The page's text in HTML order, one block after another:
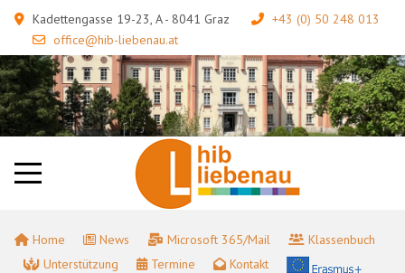
Kadettengasse 19-23, A - 8041 Graz
+43 (0) 50 248 013
office@hib-liebenau.at
Home News Microsoft 365/Mail
Klassenbuch
Unterstützung
Termine Kontakt